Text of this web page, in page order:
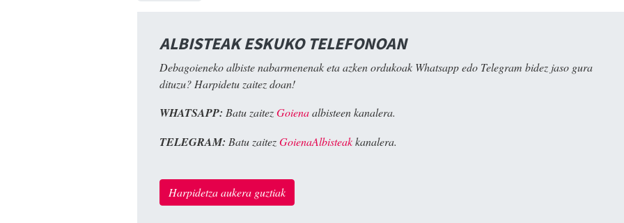
ALBISTEAK ESKUKO TELEFONOAN
Debagoieneko albiste nabarmenenak eta azken ordukoak Whatsapp edo Telegram bidez jaso gura
dituzu? Harpidetu zaitez doan!
WHATSAPP: Batu zaitezGoienaalbisteen kanalera.
TELEGRAM: Batu zaitezGoienaAlbisteakkanalera.
Harpidetza aukera guztiak